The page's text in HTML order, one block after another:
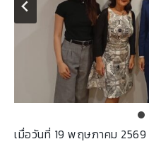
เมื่อวันที่ 19 พฤษภาคม 2569